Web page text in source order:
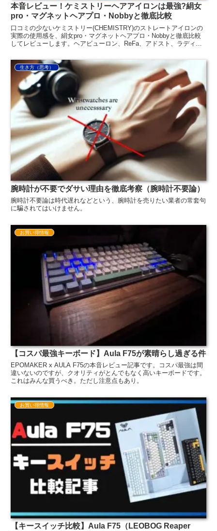
本音レビュー！ケミストリーヘアアイロンは最強?絹女
pro・マグネットヘアプロ・Nobbyと徹底比較
口コミの少ないケミストリー(CHEMISTRY)のストレートアイロンの
実際の使用感を、絹女pro・マグネットヘアプロ・Nobbyと徹底比較
してレビューします。ヘアビューロン、ReFa、アドスト、ラディア
生き方（思考）
腕時計が不要でダサい理由を徹底考察（腕時計不要論）
腕時計不要論は時代遅れなどという、腕時計を売りたい業者の常套句
に騙されてはいけません。
お買い得情報
【コスパ最強キーボード】Aula F75が素晴らし過ぎる件
EPOMAKER x AULA F75の本音レビュー記事です。コスパ最強は間
違いないのですが、クオリティがとんでもなく高いキーボードです。
これはみんな買うべき。ただし注意点もあり。
お買い得情報
【キースイッチ比較】Aula F75（LEOBOG Reaper